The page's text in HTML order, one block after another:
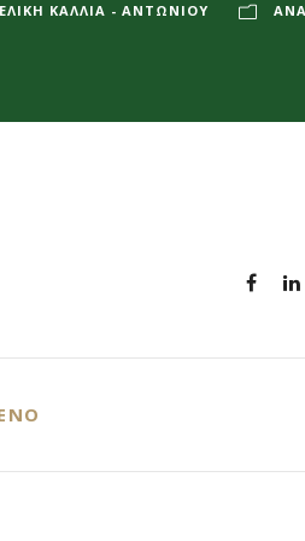
ΚΑΛΛΊΑ - ΑΝΤΩΝΊΟΥ